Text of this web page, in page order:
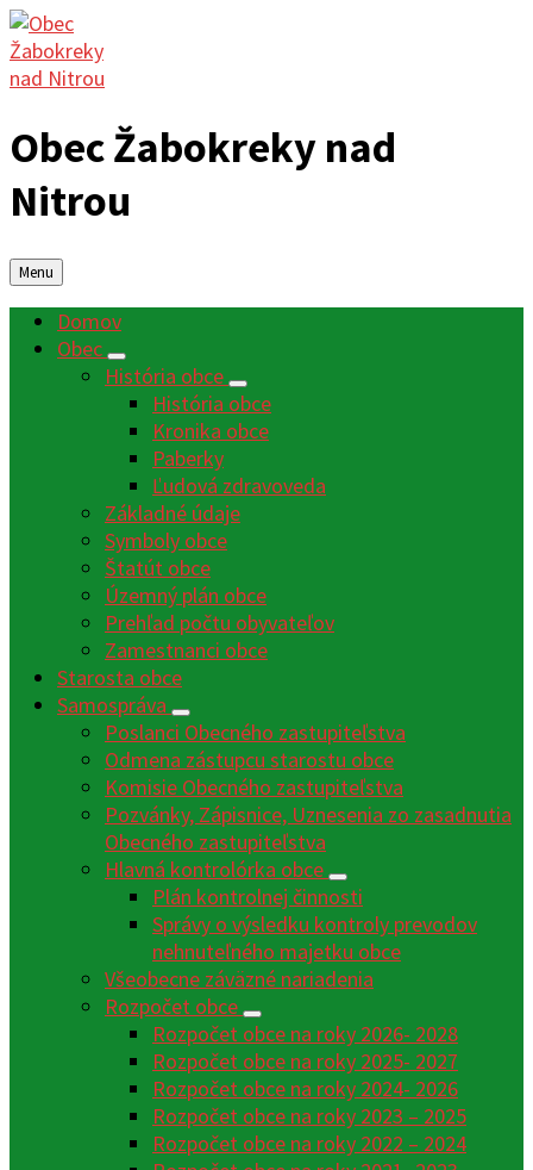
Obec Žabokreky nad
Nitrou
Menu
Domov
Obec
História obce
História obce
Kronika obce
Paberky
Ľudová zdravoveda
Základné údaje
Symboly obce
Štatút obce
Územný plán obce
Prehľad počtu obyvateľov
Zamestnanci obce
Starosta obce
Samospráva
Poslanci Obecného zastupiteľstva
Odmena zástupcu starostu obce
Komisie Obecného zastupiteľstva
Pozvánky, Zápisnice, Uznesenia zo zasadnutia
Obecného zastupiteľstva
Hlavná kontrolórka obce
Plán kontrolnej činnosti
Správy o výsledku kontroly prevodov
nehnuteľného majetku obce
Všeobecne záväzné nariadenia
Rozpočet obce
Rozpočet obce na roky 2026- 2028
Rozpočet obce na roky 2025- 2027
Rozpočet obce na roky 2024- 2026
Rozpočet obce na roky 2023 – 2025
Rozpočet obce na roky 2022 – 2024